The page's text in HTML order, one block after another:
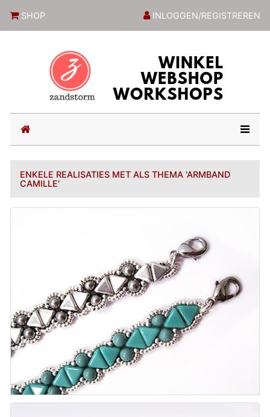
SHOP INLOGGEN/REGISTREREN
(current)
ENKELE REALISATIES MET ALS THEMA 'ARMBAND
CAMILLE'